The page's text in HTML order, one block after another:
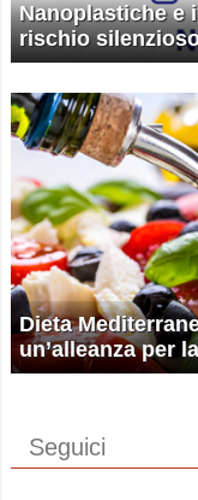
Nanoplastiche e
rischio
Dieta
un’alleanza per
Seguici